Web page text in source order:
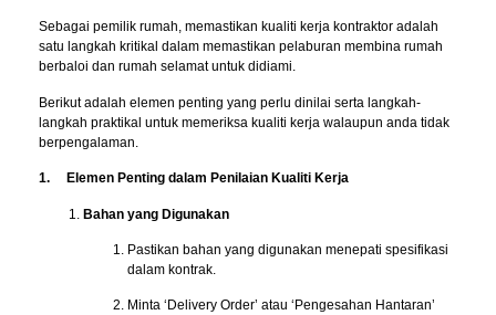
Sebagai pemilik rumah, memastikan kualiti kerja kontraktor adalah
satu langkah kritikal dalam memastikan pelaburan membina rumah
berbaloi dan rumah selamat untuk didiami.
Berikut adalah elemen penting yang perlu dinilai serta langkah-
langkah praktikal untuk memeriksa kualiti kerja walaupun anda tidak
berpengalaman.
1. Elemen Penting dalam Penilaian Kualiti Kerja
Bahan yang Digunakan
Pastikan bahan yang digunakan menepati spesifikasi
dalam kontrak.
Minta ‘Delivery Order’ atau ‘Pengesahan Hantaran’